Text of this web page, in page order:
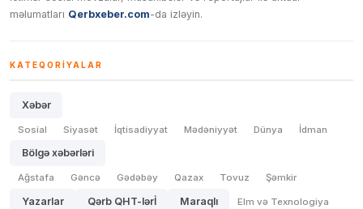
məlumatları Qerbxeber.com-da izləyin.
KATEQORIYALAR
Xəbər
Sosial Siyasət İqtisadiyyat Mədəniyyət Dünya İdman
Bölgə xəbərləri
Ağstafa Gəncə Gədəbəy Qazax Tovuz Şəmkir
Yazarlar Qərb QHT-lərİ Maraqlı Elm və Texnologiya